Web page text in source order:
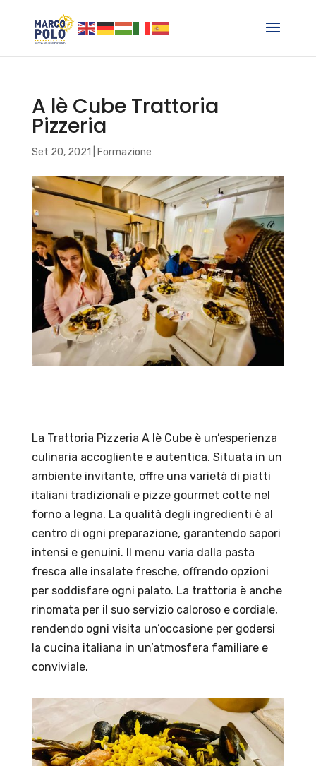
A lè Cube Trattoria
Pizzeria
Set 20, 2021 Formazione
La Trattoria Pizzeria A lè Cube è un’esperienza
culinaria accogliente e autentica. Situata in un
ambiente invitante, offre una varietà di piatti
italiani tradizionali e pizze gourmet cotte nel
forno a legna. La qualità degli ingredienti è al
centro di ogni preparazione, garantendo sapori
intensi e genuini. Il menu varia dalla pasta
fresca alle insalate fresche, offrendo opzioni
per soddisfare ogni palato. La trattoria è anche
rinomata per il suo servizio caloroso e cordiale,
rendendo ogni visita un’occasione per godersi
la cucina italiana in un’atmosfera familiare e
conviviale.